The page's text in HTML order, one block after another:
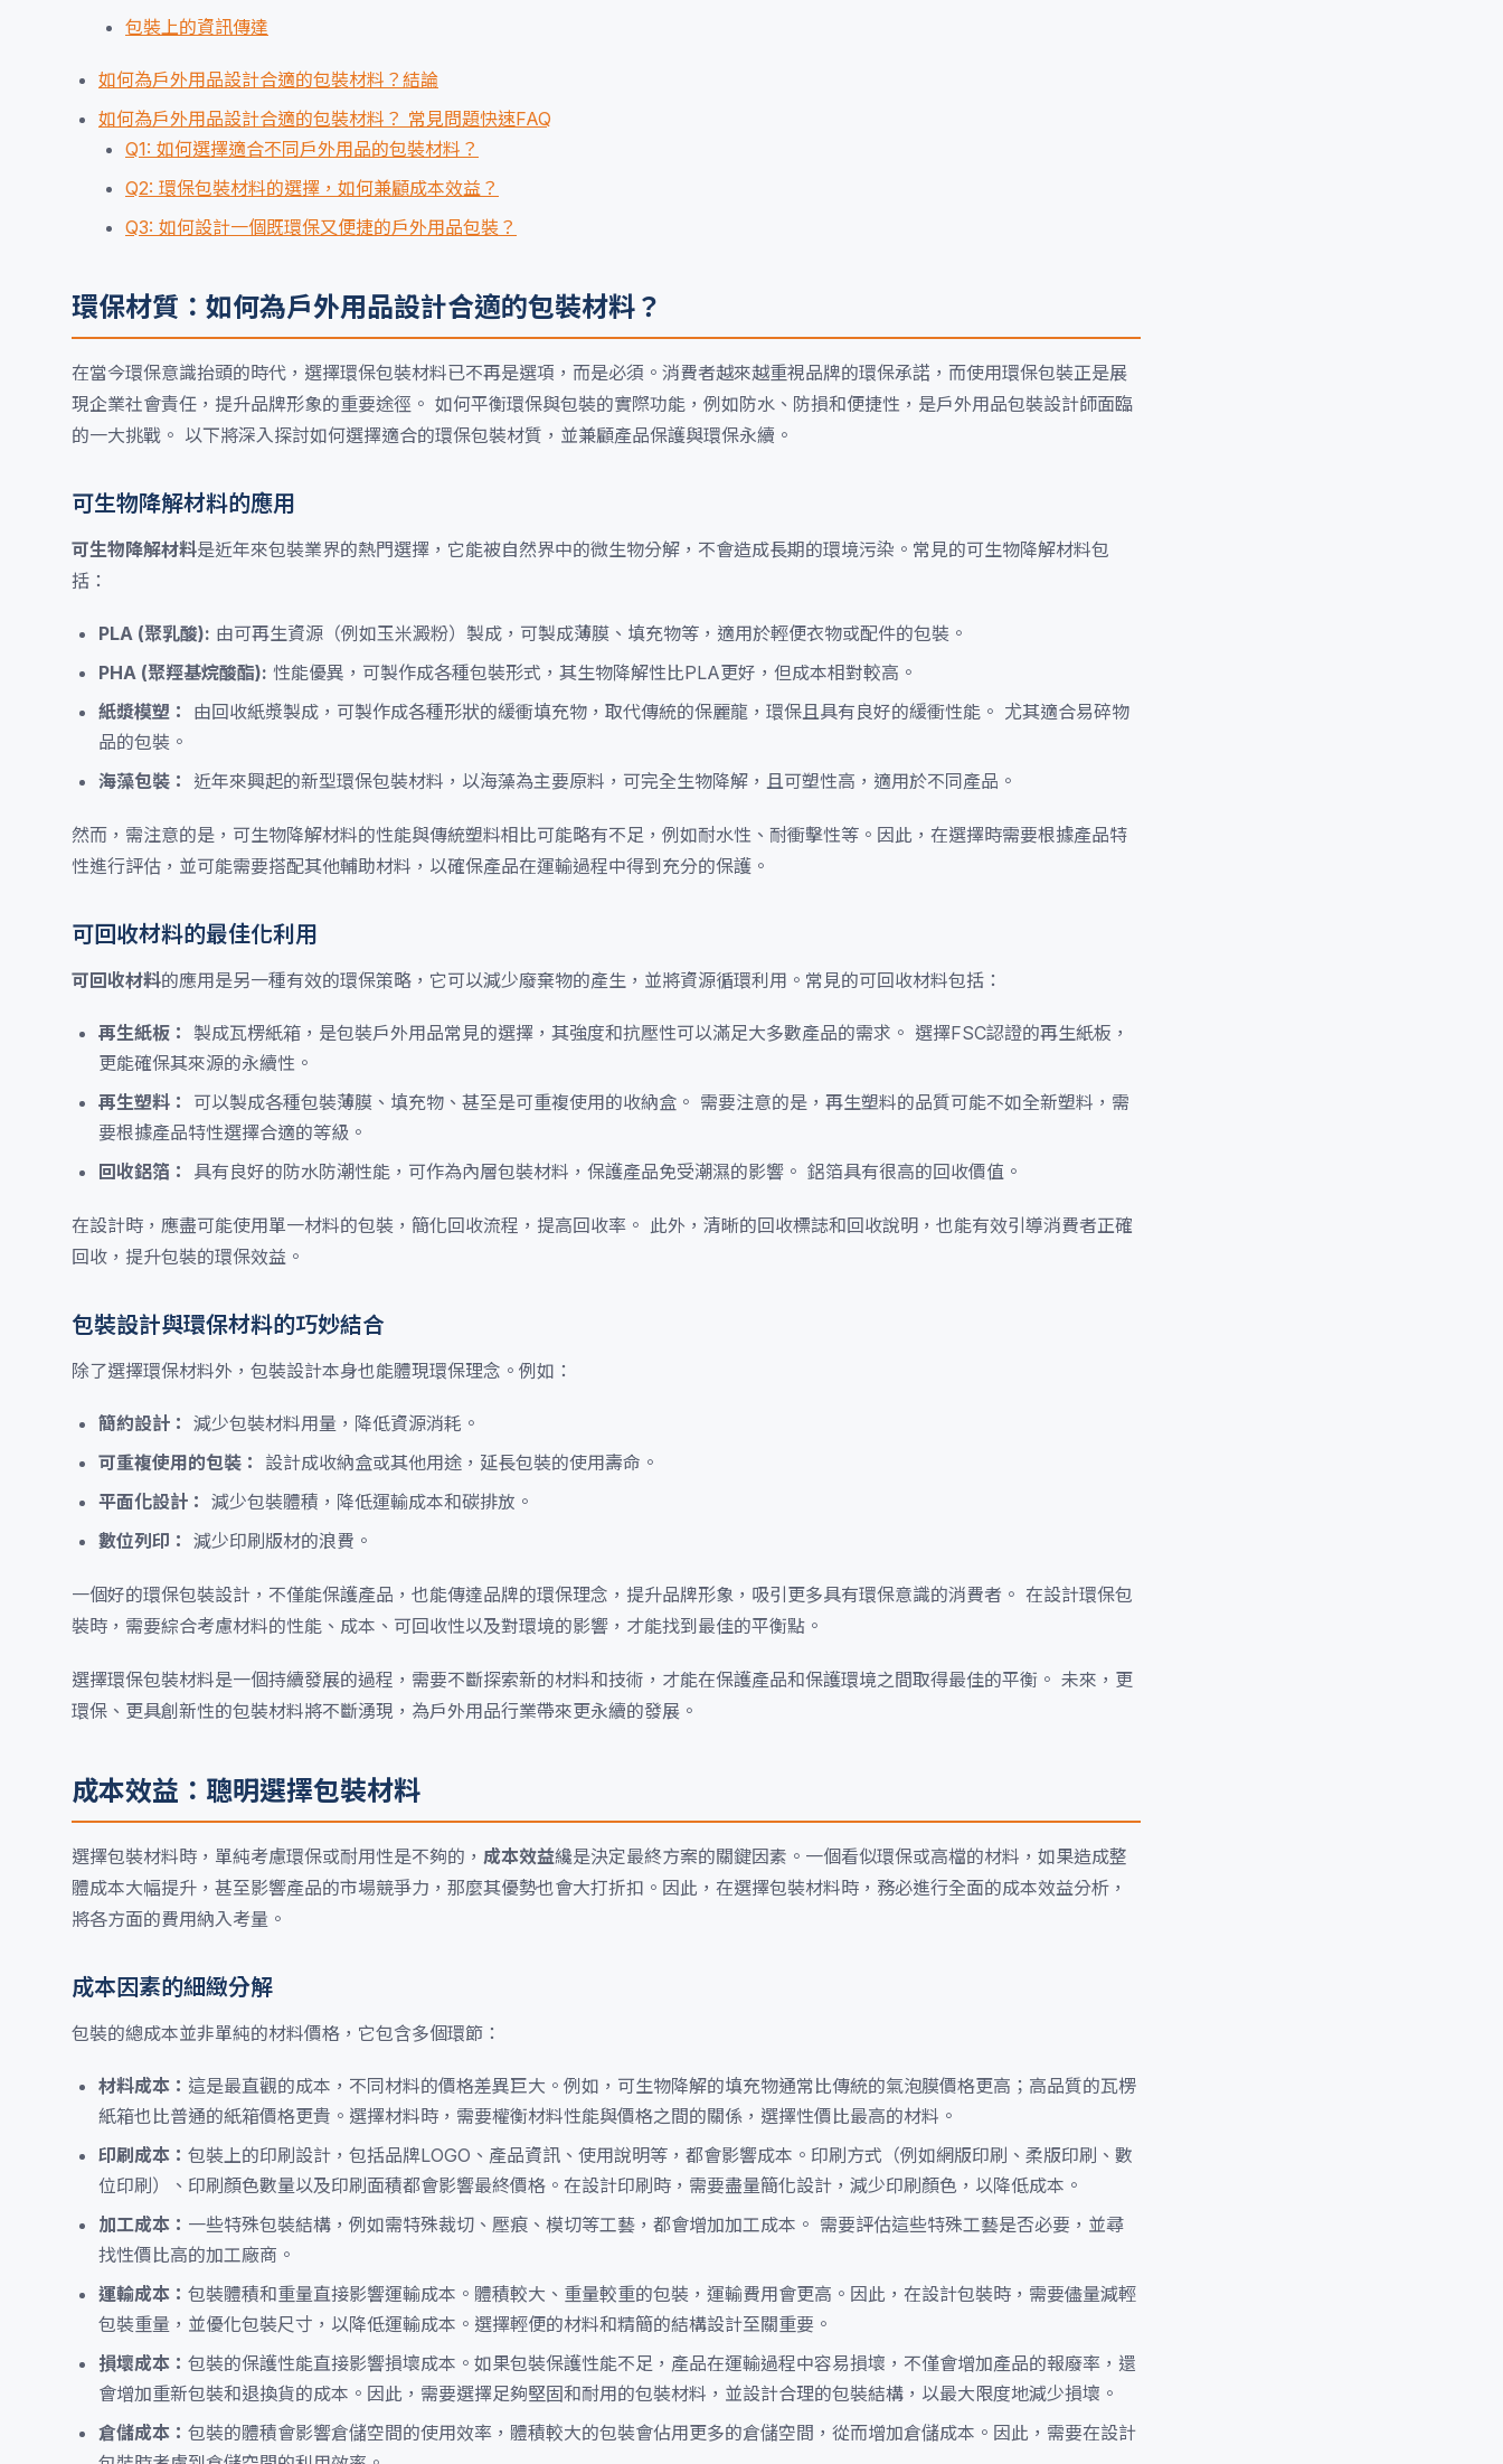
包裝上的資訊傳達
如何為戶外用品設計合適的包裝材料？結論
如何為戶外用品設計合適的包裝材料？ 常見問題快速FAQ
Q1: 如何選擇適合不同戶外用品的包裝材料？
Q2: 環保包裝材料的選擇，如何兼顧成本效益？
Q3: 如何設計一個既環保又便捷的戶外用品包裝？
環保材質：如何為戶外用品設計合適的包裝材料？
在當今環保意識抬頭的時代，選擇環保包裝材料已不再是選項，而是必須。消費者越來越重視品牌的環保承諾，而使用環保包裝正是展
現企業社會責任，提升品牌形象的重要途徑。 如何平衡環保與包裝的實際功能，例如防水、防損和便捷性，是戶外用品包裝設計師面臨
的一大挑戰。 以下將深入探討如何選擇適合的環保包裝材質，並兼顧產品保護與環保永續。
可生物降解材料的應用
可生物降解材料是近年來包裝業界的熱門選擇，它能被自然界中的微生物分解，不會造成長期的環境污染。常見的可生物降解材料包
括：
PLA (聚乳酸): 由可再生資源（例如玉米澱粉）製成，可製成薄膜、填充物等，適用於輕便衣物或配件的包裝。
PHA (聚羥基烷酸酯): 性能優異，可製作成各種包裝形式，其生物降解性比PLA更好，但成本相對較高。
紙漿模塑：
由回收紙漿製成，可製作成各種形狀的緩衝填充物，取代傳統的保麗龍，環保且具有良好的緩衝性能。 尤其適合易碎物
品的包裝。
海藻包裝：
近年來興起的新型環保包裝材料，以海藻為主要原料，可完全生物降解，且可塑性高，適用於不同產品。
然而，需注意的是，可生物降解材料的性能與傳統塑料相比可能略有不足，例如耐水性、耐衝擊性等。因此，在選擇時需要根據產品特
性進行評估，並可能需要搭配其他輔助材料，以確保產品在運輸過程中得到充分的保護。
可回收材料的最佳化利用
可回收材料的應用是另一種有效的環保策略，它可以減少廢棄物的產生，並將資源循環利用。常見的可回收材料包括：
再生紙板：
製成瓦楞紙箱，是包裝戶外用品常見的選擇，其強度和抗壓性可以滿足大多數產品的需求。 選擇FSC認證的再生紙板，
更能確保其來源的永續性。
再生塑料：
可以製成各種包裝薄膜、填充物、甚至是可重複使用的收納盒。 需要注意的是，再生塑料的品質可能不如全新塑料，需
要根據產品特性選擇合適的等級。
回收鋁箔：
具有良好的防水防潮性能，可作為內層包裝材料，保護產品免受潮濕的影響。 鋁箔具有很高的回收價值。
在設計時，應盡可能使用單一材料的包裝，簡化回收流程，提高回收率。 此外，清晰的回收標誌和回收說明，也能有效引導消費者正確
回收，提升包裝的環保效益。
包裝設計與環保材料的巧妙結合
除了選擇環保材料外，包裝設計本身也能體現環保理念。例如：
簡約設計： 減少包裝材料用量，降低資源消耗。
可重複使用的包裝：
設計成收納盒或其他用途，延長包裝的使用壽命。
平面化設計： 減少包裝體積，降低運輸成本和碳排放。
數位列印： 減少印刷版材的浪費。
一個好的環保包裝設計，不僅能保護產品，也能傳達品牌的環保理念，提升品牌形象，吸引更多具有環保意識的消費者。 在設計環保包
裝時，需要綜合考慮材料的性能、成本、可回收性以及對環境的影響，才能找到最佳的平衡點。
選擇環保包裝材料是一個持續發展的過程，需要不斷探索新的材料和技術，才能在保護產品和保護環境之間取得最佳的平衡。 未來，更
環保、更具創新性的包裝材料將不斷湧現，為戶外用品行業帶來更永續的發展。
成本效益：聰明選擇包裝材料
選擇包裝材料時，單純考慮環保或耐用性是不夠的， 成本效益纔是決定最終方案的關鍵因素。一個看似環保或高檔的材料，如果造成整
體成本大幅提升，甚至影響產品的市場競爭力，那麼其優勢也會大打折扣。因此，在選擇包裝材料時，務必進行全面的成本效益分析，
將各方面的費用納入考量。
成本因素的細緻分解
包裝的總成本並非單純的材料價格，它包含多個環節：
材料成本： 這是最直觀的成本，不同材料的價格差異巨大。例如，可生物降解的填充物通常比傳統的氣泡膜價格更高；高品質的瓦楞
紙箱也比普通的紙箱價格更貴。選擇材料時，需要權衡材料性能與價格之間的關係，選擇性價比最高的材料。
印刷成本： 包裝上的印刷設計，包括品牌LOGO、產品資訊、使用說明等，都會影響成本。印刷方式（例如網版印刷、柔版印刷、數
位印刷）、印刷顏色數量以及印刷面積都會影響最終價格。在設計印刷時，需要盡量簡化設計，減少印刷顏色，以降低成本。
加工成本： 一些特殊包裝結構，例如需特殊裁切、壓痕、模切等工藝，都會增加加工成本。 需要評估這些特殊工藝是否必要，並尋
找性價比高的加工廠商。
運輸成本： 包裝體積和重量直接影響運輸成本。體積較大、重量較重的包裝，運輸費用會更高。因此，在設計包裝時，需要儘量減輕
包裝重量，並優化包裝尺寸，以降低運輸成本。選擇輕便的材料和精簡的結構設計至關重要。
損壞成本： 包裝的保護性能直接影響損壞成本。如果包裝保護性能不足，產品在運輸過程中容易損壞，不僅會增加產品的報廢率，還
會增加重新包裝和退換貨的成本。因此，需要選擇足夠堅固和耐用的包裝材料，並設計合理的包裝結構，以最大限度地減少損壞。
倉儲成本： 包裝的體積會影響倉儲空間的使用效率，體積較大的包裝會佔用更多的倉儲空間，從而增加倉儲成本。因此，需要在設計